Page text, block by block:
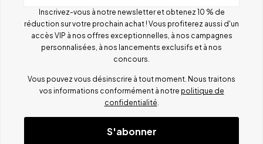
Inscrivez-vous à notre newsletter et obtenez 10 % de
réduction sur votre prochain achat ! Vous profiterez aussi d'un
accès VIP à nos offres exceptionnelles, à nos campagnes
personnalisées, à nos lancements exclusifs et à nos
concours.
Vous pouvez vous désinscrire à tout moment. Nous traitons
vos informations conformément à notre politique de
confidentialité
S'abonner